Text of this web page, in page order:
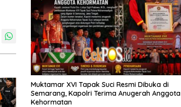
Muktamar XVI Tapak Suci Resmi Dibuka di
Semarang, Kapolri Terima Anugerah Anggota
Kehormatan